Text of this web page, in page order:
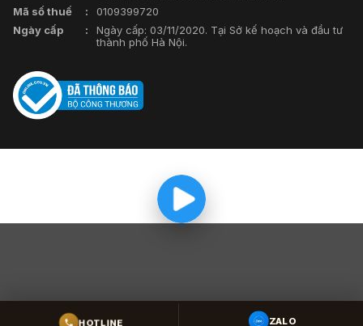
Mã số thuế
0109399720
Ngày cấp
Ngày cấp: 03/11/2020. Tại Sở kế hoạch và đầu tư
thành phố Hà Nội.
HOTLINE ZALO